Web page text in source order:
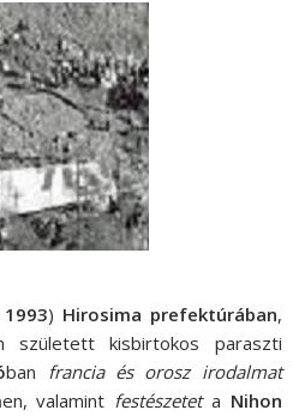
) Hirosima prefektúrában,
született kisbirtokos paraszti
ban francia és orosz irodalmat
en, valamint festészeteta Nihon